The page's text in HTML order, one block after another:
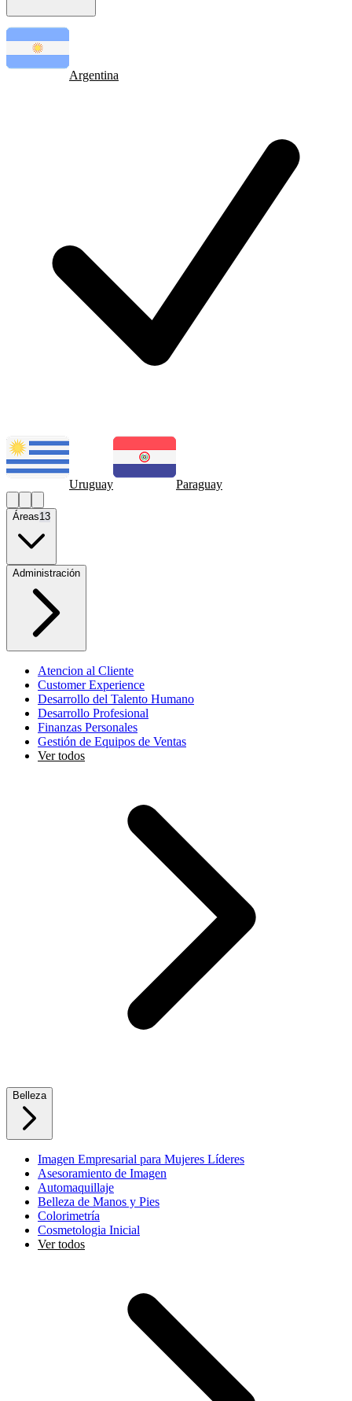
Argentina
Uruguay Paraguay
Áreas13
Administración
Atencion al Cliente
Customer Experience
Desarrollo del Talento Humano
Desarrollo Profesional
Finanzas Personales
Gestión de Equipos de Ventas
Ver todos
Belleza
Imagen Empresarial para Mujeres Líderes
Asesoramiento de Imagen
Automaquillaje
Belleza de Manos y Pies
Colorimetría
Cosmetologia Inicial
Ver todos